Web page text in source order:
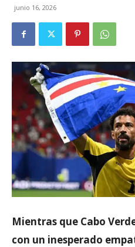
junio 16, 2026
Mientras que Cabo
con un inesperado